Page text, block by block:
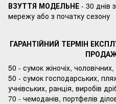
ВЗУТТЯ МОДЕЛЬНЕ - 30 днів
мережу або з початку сезону
ГАРАНТІЙНИЙ ТЕРМІН
50 - сумок жіночіх,
50 - сумок господарських,
учнівських, ранція, виробів
70 - чемоданів, портфелів